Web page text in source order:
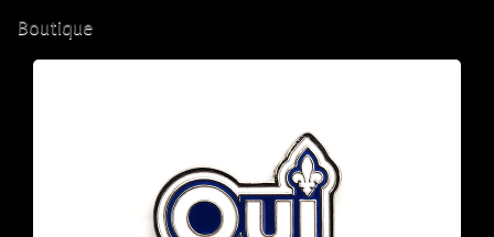
Boutique